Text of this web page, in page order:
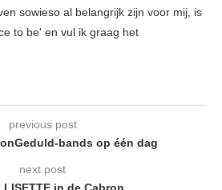
sowieso al belangrijk zijn voor mij, is
to be' en vul ik graag het
previous post
bands op één dag
next post